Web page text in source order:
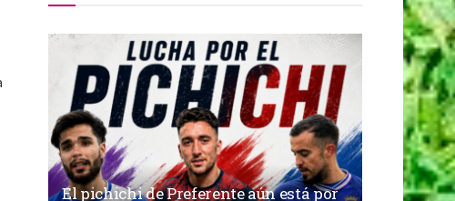
El pichichi de Preferente aún está por